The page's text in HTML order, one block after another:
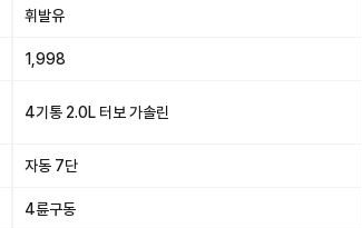
휘발유
1,998
4기통 2.0L 터보 가솔린
자동 7단
4륜구동